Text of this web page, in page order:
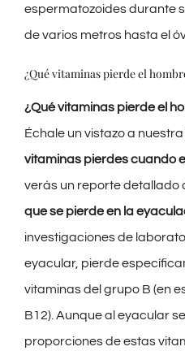
espermatozoides durante
de varios metros hasta el
¿Qué vitaminas pierde el
¿Qué vitaminas pierde el
Échale un vistazo a
vitaminas pierdes cuando
verás un reporte detallado
que se pierde en la
investigaciones de
eyacular, pierde
vitaminas del grupo B (en
B12). Aunque al eyacular
proporciones de estas